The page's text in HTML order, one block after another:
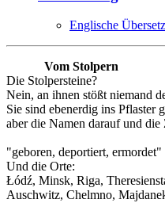
Englische
Vom Stolpern
Die Stolpersteine?
Nein, an ihnen stößt niemand
Sie sind ebenerdig ins Pflaster
aber die Namen darauf und
"geboren, deportiert, ermordet"
Und die Orte:
Łódź, Minsk, Riga,
Auschwitz, Chelmno,